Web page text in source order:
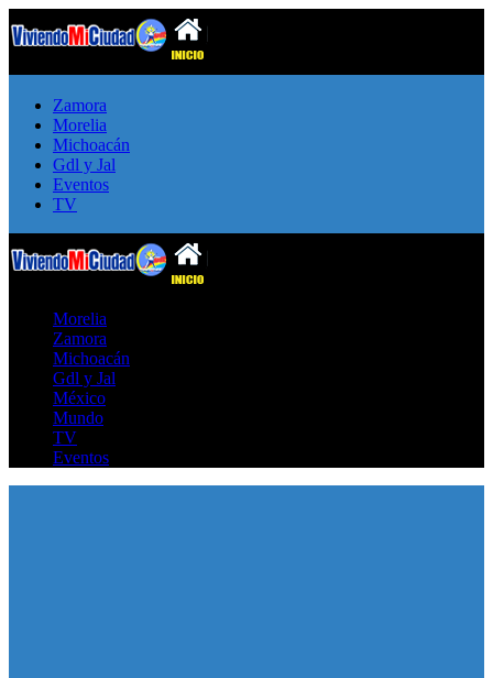
Zamora
Morelia
Michoacán
Gdl y Jal
Eventos
TV
Morelia
Zamora
Michoacán
Gdl y Jal
México
Mundo
TV
Eventos